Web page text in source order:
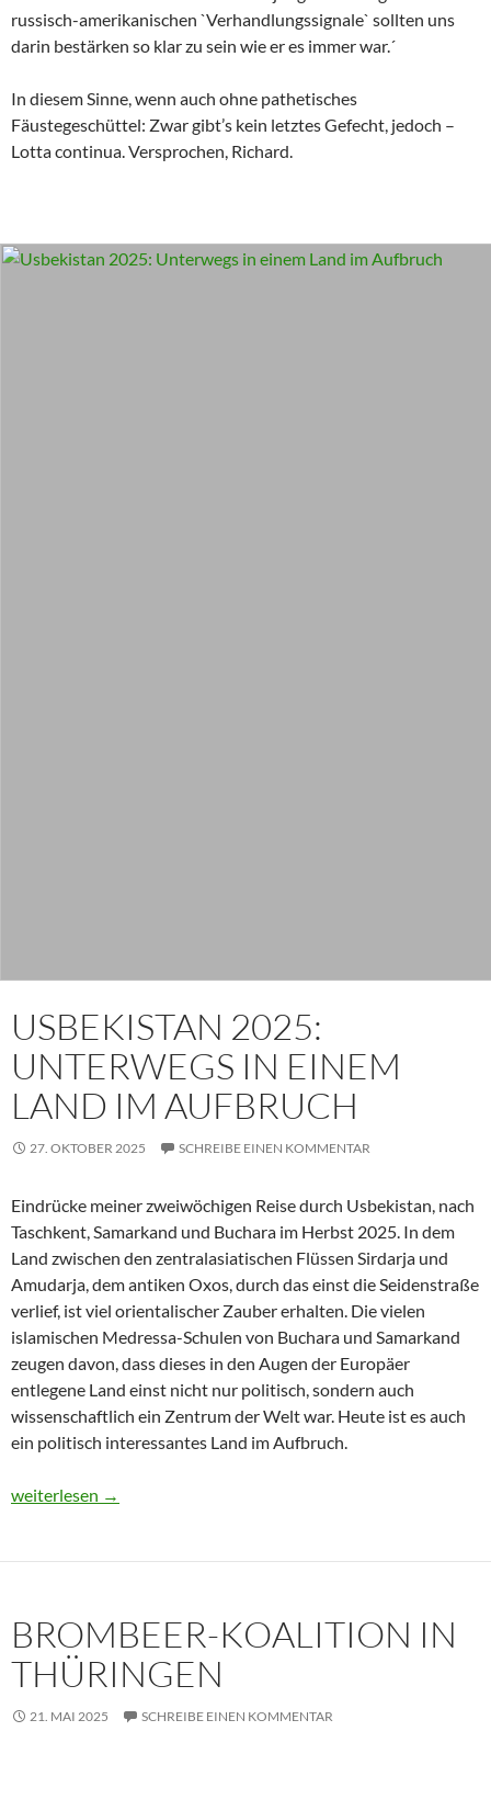
russisch-amerikanischen `Verhandlungssignale` sollten uns
darin bestärken so klar zu sein wie er es immer war.´
In diesem Sinne, wenn auch ohne pathetisches
Fäustegeschüttel: Zwar gibt’s kein letztes Gefecht, jedoch –
Lotta continua. Versprochen, Richard.
USBEKISTAN 2025:
UNTERWEGS IN EINEM
LAND IM AUFBRUCH
27. OKTOBER 2025 SCHREIBE EINEN KOMMENTAR
Eindrücke meiner zweiwöchigen Reise durch Usbekistan, nach
Taschkent, Samarkand und Buchara im Herbst 2025. In dem
Land zwischen den zentralasiatischen Flüssen Sirdarja und
Amudarja, dem antiken Oxos, durch das einst die Seidenstraße
verlief, ist viel orientalischer Zauber erhalten. Die vielen
islamischen Medressa-Schulen von Buchara und Samarkand
zeugen davon, dass dieses in den Augen der Europäer
entlegene Land einst nicht nur politisch, sondern auch
wissenschaftlich ein Zentrum der Welt war. Heute ist es auch
ein politisch interessantes Land im Aufbruch.
Usbekistan 2025: Unterwegs in einem Land im Aufbruch
weiterlesen →
BROMBEER-KOALITION IN
THÜRINGEN
21. MAI 2025 SCHREIBE EINEN KOMMENTAR